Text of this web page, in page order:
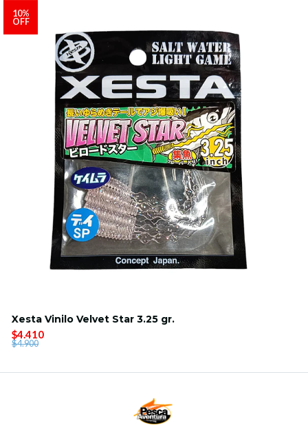
10%
OFF
Xesta Vinilo Velvet Star 3.25 gr.
$4.410
$4.900